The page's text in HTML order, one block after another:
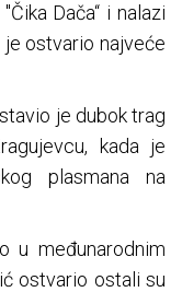
Dača“ i nalazi
ostvario najveće
je dubok trag
kada je
plasmana na
u međunarodnim
ostvario ostali su